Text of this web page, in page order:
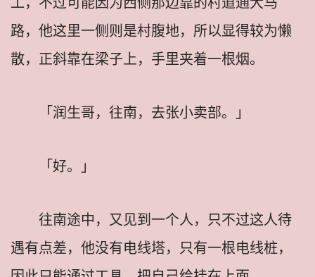
路，他这里一侧则是村腹地，所以显得较为懒
散，正斜靠在梁子上，手里夹着一根烟。
「润生哥，往南，去张小卖部。」
「好。」
往南途中，又见到一个人，只不过这人待
遇有点差，他没有电线塔，只有一根电线桩，